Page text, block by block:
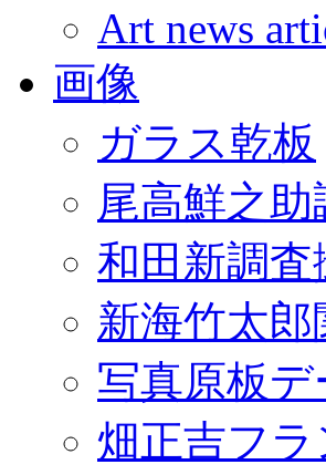
Art news
画像
ガラス乾板
尾高鮮之
和田新調査
新海竹太
写真原板
畑正吉フ